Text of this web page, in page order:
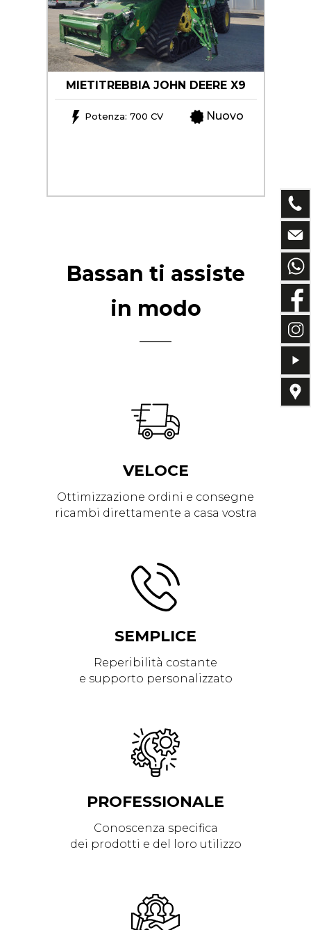
MIETITREBBIA JOHN DEERE X9
Potenza: 700 CV Nuovo
Bassan ti assiste
in modo
VELOCE
Ottimizzazione ordini e consegne
ricambi direttamente a casa vostra
SEMPLICE
Reperibilità costante
e supporto personalizzato
PROFESSIONALE
Conoscenza specifica
dei prodotti e del loro utilizzo